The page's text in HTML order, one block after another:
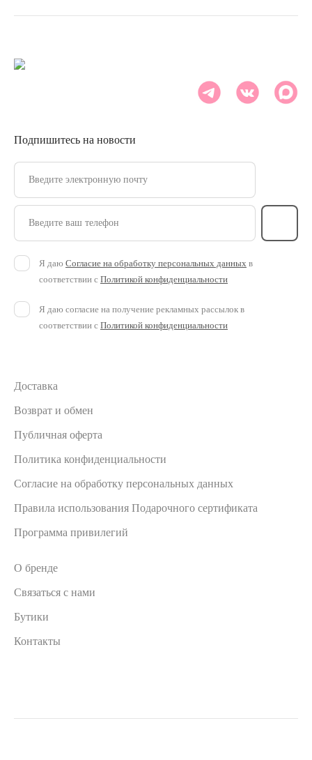
Доставка
Возврат и обмен
Публичная оферта
Политика конфиденциальности
Согласие на обработку персональных данных
Правила использования Подарочного сертификата
Программа привилегий
О бренде
Связаться с нами
Бутики
Контакты
Подпишитесь на новости
Введите электронную почту
Введите ваш телефон
Я даю Согласие на обработку персональных данных в
соответствии с Политикой конфиденциальности
Я даю согласие на получение рекламных рассылок в
соответствии с Политикой конфиденциальности